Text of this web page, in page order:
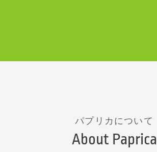
パプリカについて
About Paprica